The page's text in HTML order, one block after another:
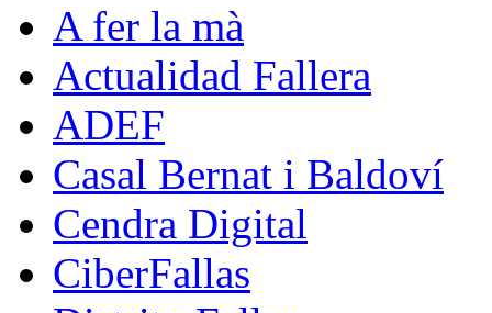
A fer la mà
Actualidad Fallera
ADEF
Casal Bernat i Baldoví
Cendra Digital
CiberFallas